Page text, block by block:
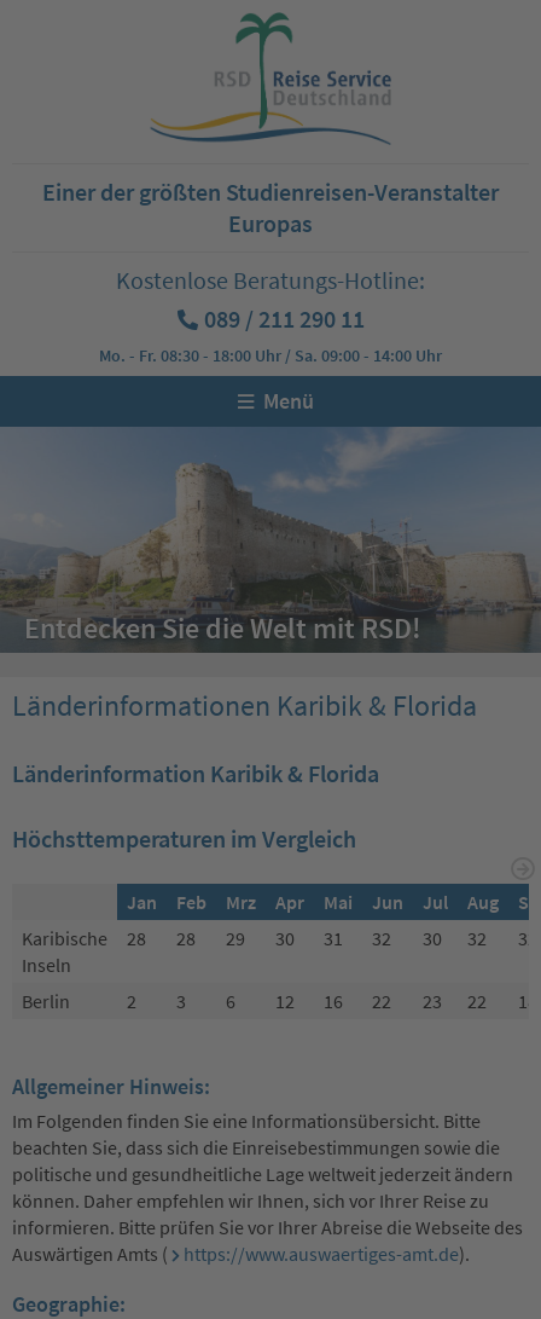
Einer der größten Studienreisen-Veranstalter
Europas
Kostenlose Beratungs-Hotline:
089 / 211 290 11
Mo. - Fr. 08:30 - 18:00 Uhr / Sa. 09:00 - 14:00 Uhr
Menü
Entdecken Sie die Welt mit RSD!
Länderinformationen Karibik & Florida
Länderinformation Karibik & Florida
Höchsttemperaturen im Vergleich
Jan Feb Mrz Apr Mai Jun Jul Aug
Karibische
Inseln
28 28 29 30 31 32 30 32 32
Berlin 2 3 6 12 16 22 23 22 18
Allgemeiner Hinweis:
Im Folgenden finden Sie eine Informationsübersicht. Bitte
beachten Sie, dass sich die Einreisebestimmungen sowie die
politische und gesundheitliche Lage weltweit jederzeit ändern
können. Daher empfehlen wir Ihnen, sich vor Ihrer Reise zu
informieren. Bitte prüfen Sie vor Ihrer Abreise die Webseite des
Auswärtigen Amts (
https://www.auswaertiges-amt.de).
Geographie: